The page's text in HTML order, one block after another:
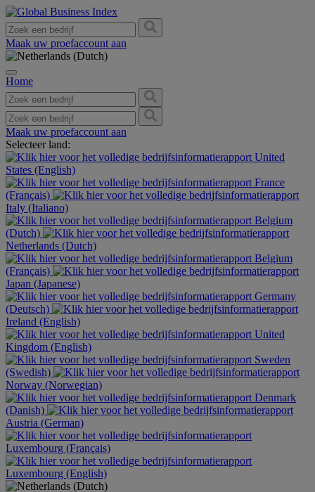
Maak uw proefaccount aan
Home
Maak uw proefaccount aan
Selecteer land:
United
States (English)
France
(Français)
Italy (Italiano)
Belgium
(Dutch)
Netherlands (Dutch)
Belgium
(Français)
Japan (Japanese)
Germany
(Deutsch)
Ireland (English)
United
Kingdom (English)
Sweden
(Swedish)
Norway (Norwegian)
Denmark
(Danish)
Austria (German)
Luxembourg (Français)
Luxembourg (English)